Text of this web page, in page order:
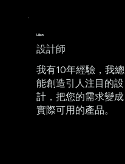
Lilian
​設計師​
我有10年經驗，我總
能創造引人注目的設
計，把您的需求變成
實際可用的產品。